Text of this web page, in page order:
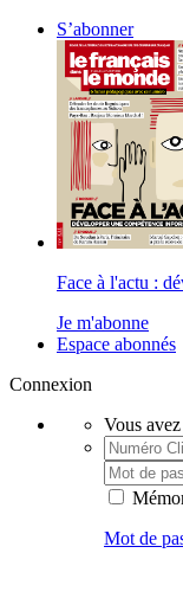
S’abonner
Face à l'actu :
Je m'abonne
Espace abonnés
Connexion
Vous
Mot de